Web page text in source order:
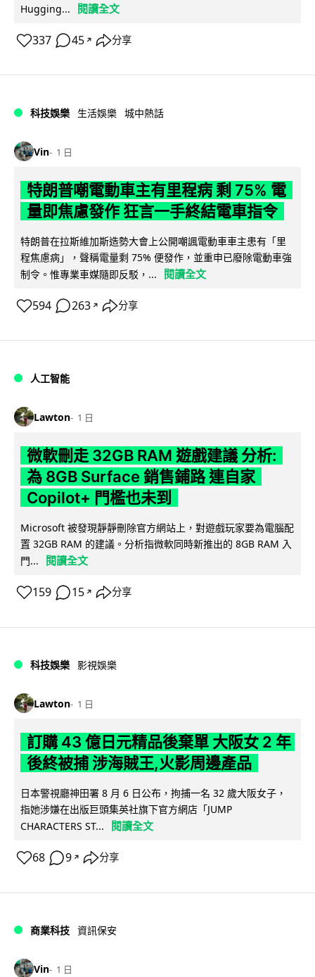
Hugging... 閱讀全文
337 45 ↗ 分享
科技娛樂 生活娛樂 城中熱話
Vin 1 日
特朗普嘲電動車主有里程病 剩 75% 電
量即焦慮發作 狂言一手終結電車指令
特朗普在拉斯維加斯造勢大會上公開嘲諷電動車車主患有「里
程焦慮病」，聲稱電量剩 75% 便發作，並重申已廢除電動車強
制令。惟專業車媒隨即反駁，...
閱讀全文
594 263 ↗ 分享
人工智能
Lawton 1 日
微軟刪走 32GB RAM 遊戲建議 分析:
為 8GB Surface 銷售鋪路 連自家
Copilot+ 門檻也未到
Microsoft 被發現靜靜刪除官方網站上，對遊戲玩家要為電腦配
置 32GB RAM 的建議。分析指微軟同時新推出的 8GB RAM 入
門...
閱讀全文
159 15 ↗ 分享
科技娛樂 影視娛樂
Lawton 1 日
訂購 43 億日元精品後棄單 大阪女 2 年
後終被捕 涉海賊王,火影周邊產品
日本警視廳神田署 8 月 6 日公布，拘捕一名 32 歲大阪女子，
指她涉嫌在出版巨頭集英社旗下官方網店「JUMP
CHARACTERS ST...
閱讀全文
68 9 ↗ 分享
商業科技 資訊保安
Vin 1 日